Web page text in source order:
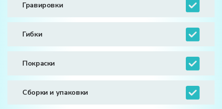
Гравировки
Гибки
Покраски
Сборки и упаковки